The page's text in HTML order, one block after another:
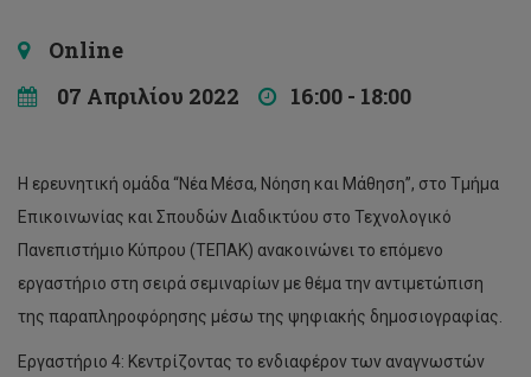
Online
07 Απριλίου 2022
16:00 - 18:00
Η ερευνητική ομάδα “Νέα Μέσα, Νόηση και Μάθηση”, στο Τμήμα
Επικοινωνίας και Σπουδών Διαδικτύου στο Τεχνολογικό
Πανεπιστήμιο Κύπρου (ΤΕΠΑΚ) ανακοινώνει το επόμενο
εργαστήριο στη σειρά σεμιναρίων με θέμα την αντιμετώπιση
της παραπληροφόρησης μέσω της ψηφιακής δημοσιογραφίας.
Εργαστήριο 4: Κεντρίζοντας το ενδιαφέρον των αναγνωστών